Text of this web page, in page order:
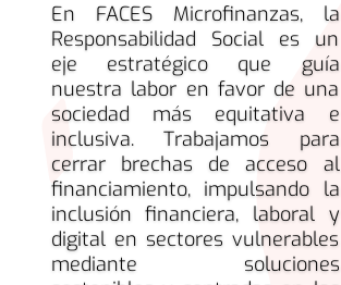
En FACES Microfinanzas, la
Responsabilidad Social es un
eje estratégico que guía
nuestra labor en favor de una
sociedad más equitativa e
inclusiva. Trabajamos para
cerrar brechas de acceso al
financiamiento, impulsando la
inclusión financiera, laboral y
digital en sectores vulnerables
mediante soluciones